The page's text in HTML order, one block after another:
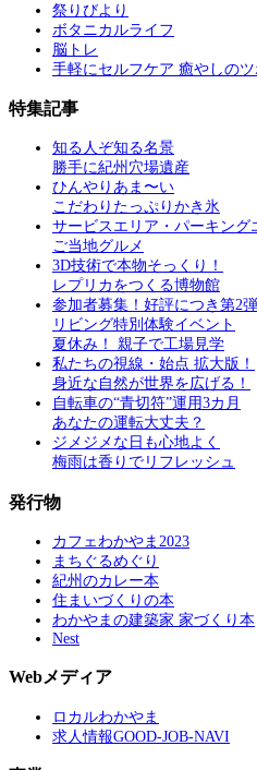
祭りびより
ボタニカルライフ
脳トレ
手軽にセルフケア 癒やしのツ
特集記事
知る人ぞ知る名景
勝手に紀州穴場遺産
ひんやりあま〜い
こだわりたっぷりかき氷
サービスエリア・パーキング
ご当地グルメ
3D技術で本物そっくり！
レプリカをつくる博物館
参加者募集！好評につき第2弾
リビング特別体験イベント
夏休み！ 親子で工場見学
私たちの視線・始点 拡大版！
身近な自然が世界を広げる！
自転車の“青切符”運用3カ月
あなたの運転大丈夫？
ジメジメな日も心地よく
梅雨は香りでリフレッシュ
発行物
カフェわかやま2023
まちぐるめぐり
紀州のカレー本
住まいづくりの本
わかやまの建築家 家づくり本
Nest
Webメディア
ロカルわかやま
求人情報GOOD-JOB-NAVI